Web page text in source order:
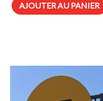
AJOUTER AU PANIER